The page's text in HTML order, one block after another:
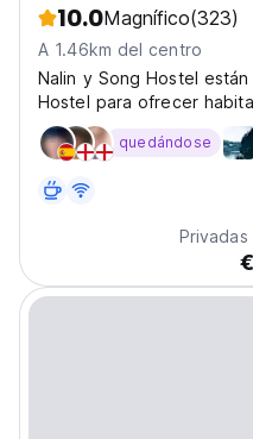
10.0Magnífico(323)
A 1.46km del centro
Nalin y Song Hostel
Hostel para ofrecer
deliciosas comida para
mundo.
quedándose